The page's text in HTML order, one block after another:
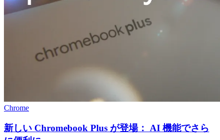
Chrome
新しい Chromebook Plus が登場： AI 機能でさら